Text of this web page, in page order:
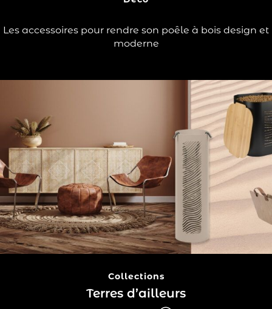
Les accessoires pour rendre son poêle à bois design et
moderne
Lire la suite
Collections
Terres d’ailleurs